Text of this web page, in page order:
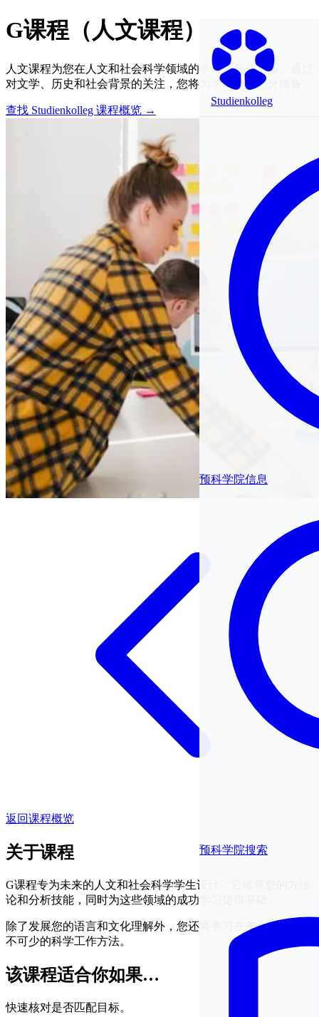
Studienkolleg
预科学院信息
预科学院搜索
G课程（人文课程）
人文课程为您在人文和社会科学领域的学习做最佳准备。通过
对文学、历史和社会背景的关注，您将为学习做好充分准备。
查找 Studienkolleg 课程概览 →
返回课程概览
关于课程
G课程专为未来的人文和社会科学学生设计。它培养您的方法
论和分析技能，同时为这些领域的成功学习提供基础。
除了发展您的语言和文化理解外，您还将学习在未来学习中必
不可少的科学工作方法。
该课程适合你如果…
快速核对是否匹配目标。